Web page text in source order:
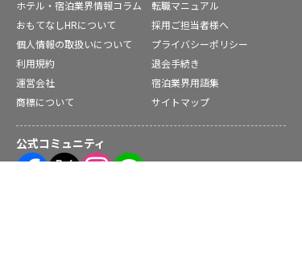
ホテル・宿泊業界情報コラム
転職マニュアル
おもてなしHRについて
採用ご担当者様へ
個人情報の取扱いについて
プライバシーポリシー
利用規約
退会手続き
運営会社
宿泊業界用語集
商標について
サイトマップ
公式コミュニティ